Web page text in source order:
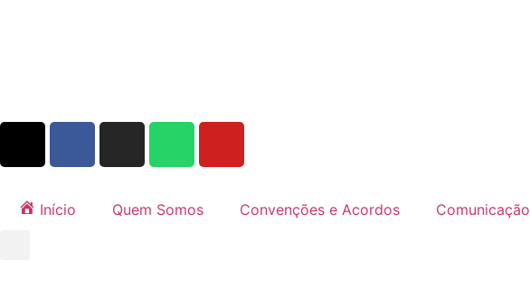
Início Quem Somos Convenções e Acordos Comunicação